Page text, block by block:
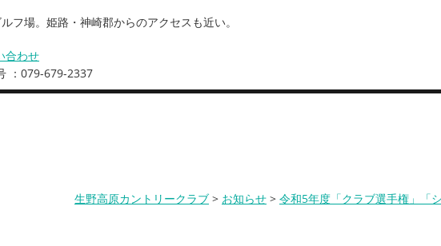
フ場。姫路・神崎郡からのアクセスも近い。
合わせ
：079-679-2337
生野高原カントリークラブ > お知らせ > 令和5年度「クラブ選手権」「